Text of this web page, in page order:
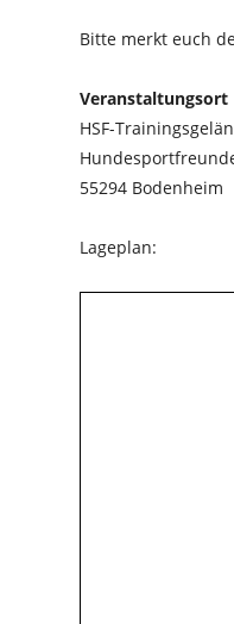
Bitte merkt euch
Veranstaltungsort
HSF-
55294 Bodenheim
Lageplan: